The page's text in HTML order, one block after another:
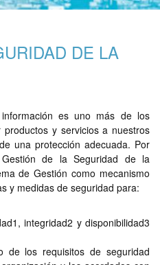
DE LA
es uno más de los
y servicios a nuestros
una protección adecuada. Por
de la Seguridad de la
de Gestión como mecanismo
y medidas de seguridad para:
integridad2 y disponibilidad3
de los requisitos de seguridad